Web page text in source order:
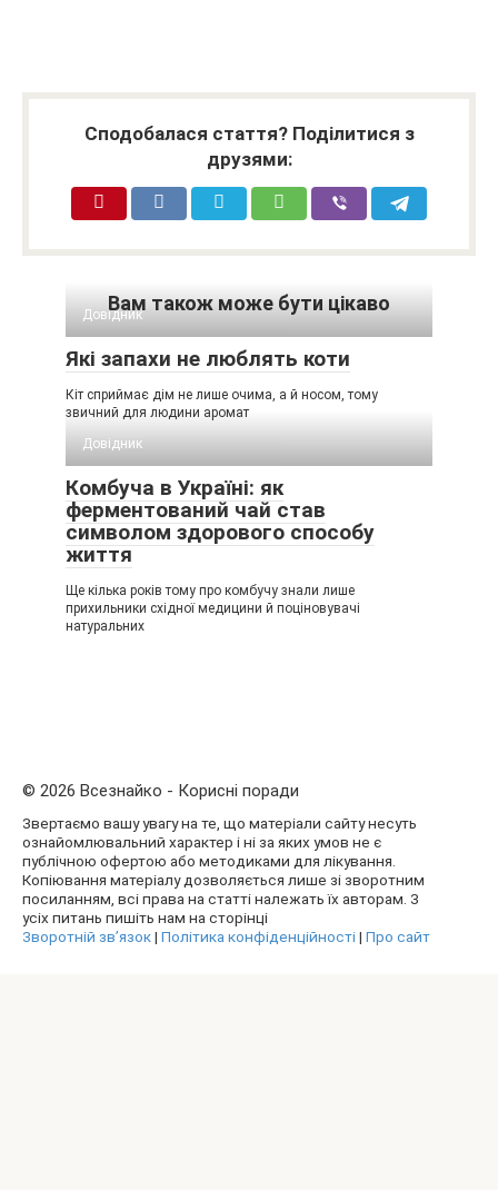
Сподобалася стаття? Поділитися з
друзями:
Вам також може бути цікаво
Довідник
Які запахи не люблять коти
Кіт сприймає дім не лише очима, а й носом, тому
звичний для людини аромат
Довідник
Комбуча в Україні: як
ферментований чай став
символом здорового способу
життя
Ще кілька років тому про комбучу знали лише
прихильники східної медицини й поціновувачі
натуральних
© 2026 Всезнайко - Корисні поради
Звертаємо вашу увагу на те, що матеріали сайту несуть
ознайомлювальний характер і ні за яких умов не є
публічною офертою або методиками для лікування.
Копіювання матеріалу дозволяється лише зі зворотним
посиланням, всі права на статті належать їх авторам. З
усіх питань пишіть нам на сторінці
Зворотній зв’язок| Політика конфіденційності| Про сайт